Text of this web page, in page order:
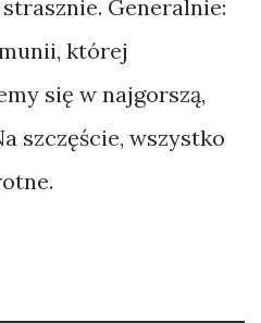
Generalnie:
której
się w najgorszą,
szczęście, wszystko